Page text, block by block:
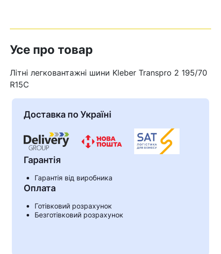
Кошик
Усе про товар
Літні легковантажні шини Kleber Transpro 2 195/70
R15C
Доставка по Україні
Гарантія
Гарантія від виробника
Оплата
Готівковий розрахунок
Безготівковий розрахунок